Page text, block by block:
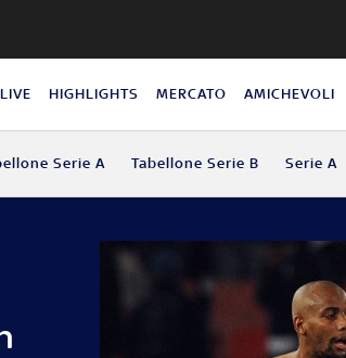
HIGHLIGHTS MERCATO AMICHEVOLI
Serie A Tabellone Serie B Serie A